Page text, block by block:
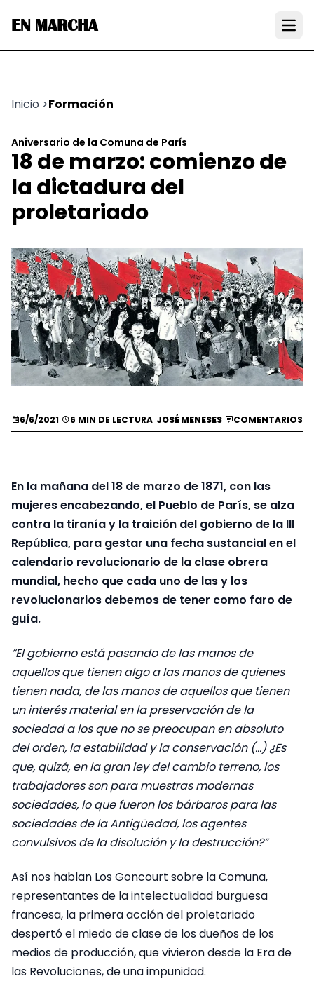
EN MARCHA
Inicio >Formación
Aniversario de la Comuna de París
18 de marzo: comienzo de
la dictadura del
proletariado
6/6/2021 6 MIN DE LECTURA JOSÉ MENESES COMENTARIOS
En la mañana del 18 de marzo de 1871, con las
mujeres encabezando, el Pueblo de París, se alza
contra la tiranía y la traición del gobierno de la III
República, para gestar una fecha sustancial en el
calendario revolucionario de la clase obrera
mundial, hecho que cada uno de las y los
revolucionarios debemos de tener como faro de
guía.
“El gobierno está pasando de las manos de
aquellos que tienen algo a las manos de quienes
tienen nada, de las manos de aquellos que tienen
un interés material en la preservación de la
sociedad a los que no se preocupan en absoluto
del orden, la estabilidad y la conservación (…) ¿Es
que, quizá, en la gran ley del cambio terreno, los
trabajadores son para muestras modernas
sociedades, lo que fueron los bárbaros para las
sociedades de la Antigüedad, los agentes
convulsivos de la disolución y la destrucción?”
Así nos hablan Los Goncourt sobre la Comuna,
representantes de la intelectualidad burguesa
francesa, la primera acción del proletariado
despertó el miedo de clase de los dueños de los
medios de producción, que vivieron desde la Era de
las Revoluciones, de una impunidad.